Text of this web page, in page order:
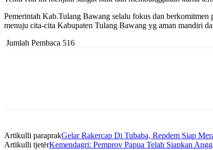
Pemerintah Kab.Tulang Bawang selalu fokus dan
menuju cita-cita Kabupaten Tulang Bawang yg aman mandiri
Jumlah Pembaca 516
Artikulli paraprakGelar Rakercap Di Tubaba, Repdem Siap
Artikulli tjetërKemendagri: Pemprov Papua Telah Siapkan